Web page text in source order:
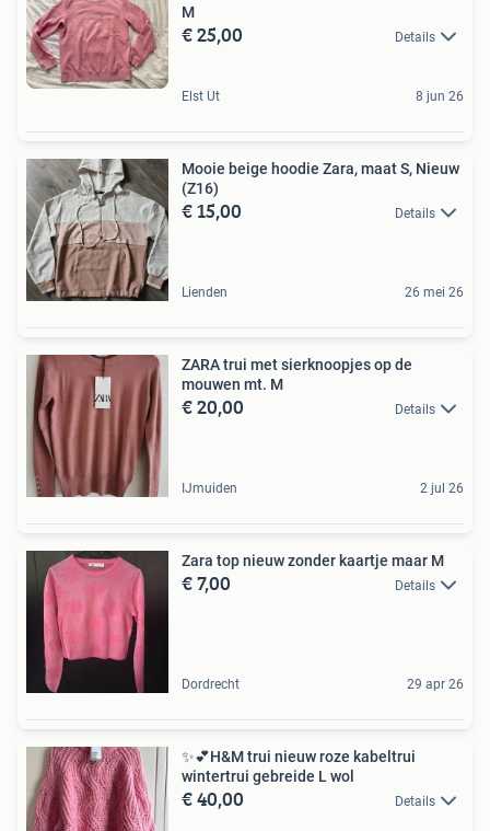
M
€ 25,00 Details
Elst Ut 8 jun 26
Mooie beige hoodie Zara, maat S, Nieuw
(Z16)
€ 15,00 Details
Lienden 26 mei 26
ZARA trui met sierknoopjes op de
mouwen mt. M
€ 20,00 Details
IJmuiden 2 jul 26
Zara top nieuw zonder kaartje maar M
€ 7,00 Details
Dordrecht 29 apr 26
✨💕H&M trui nieuw roze kabeltrui
wintertrui gebreide L wol
€ 40,00 Details